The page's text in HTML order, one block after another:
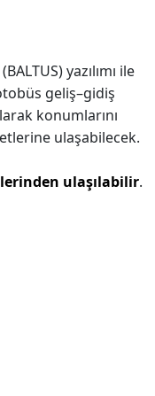
yazılımı ile
geliş–gidiş
konumlarını
ulaşabilecek.
ulaşılabilir.